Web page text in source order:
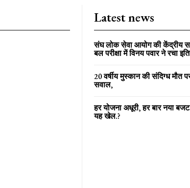
Latest news
संघ लोक सेवा आयोग की केंद्रीय
बल परीक्षा में विनय पवार ने रचा
20 वर्षीय मुस्कान की संदिग्ध मौत
सवाल,
हर योजना अधूरी, हर बार नया
यह खेल.?